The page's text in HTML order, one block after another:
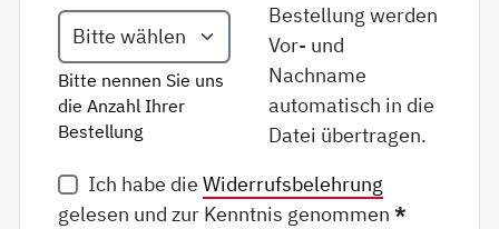
Bitte nennen Sie uns
die Anzahl Ihrer
Bestellung
Bestellung werden
Vor- und
Nachname
automatisch in die
Datei übertragen.
Ich habe die Widerrufsbelehrung
gelesen und zur Kenntnis genommen*